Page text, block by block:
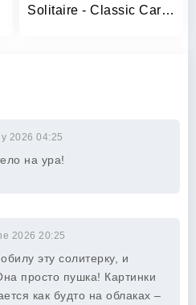
Solitaire - Classic Card Game
2026 04:25
на ура!
2026 20:25
эту солитерку, и
просто пушка! Картинки
как будто на облаках –